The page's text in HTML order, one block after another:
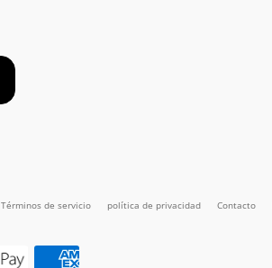
Términos de servicio política de privacidad Contacto